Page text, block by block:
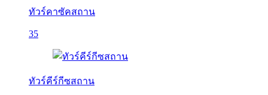
ทัวร์คาซัคสถาน
35
ทัวร์คีร์กีซสถาน